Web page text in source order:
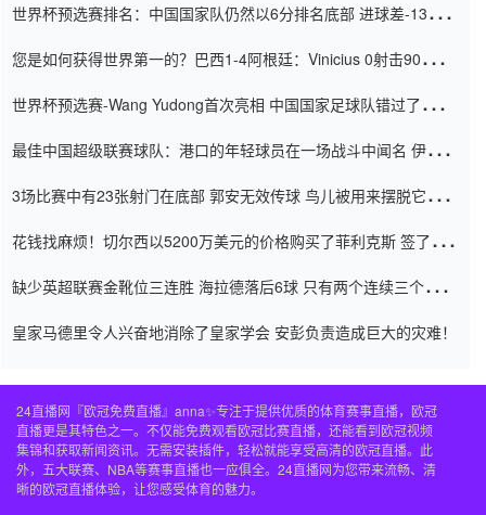
世界杯预选赛排名：中国国家队仍然以6分排名底部 进球差-13令人
您是如何获得世界第一的？巴西1-4阿根廷：Vinicius 0射击90分钟
世界杯预选赛-Wang Yudong首次亮相 中国国家足球队错过了世界
最佳中国超级联赛球队：港口的年轻球员在一场战斗中闻名 伊万放
3场比赛中有23张射门在底部 郭安无效传球 鸟儿被用来摆脱它
花钱找麻烦！切尔西以5200万美元的价格购买了菲利克斯 签了7年
缺少英超联赛金靴位三连胜 海拉德落后6球 只有两个连续三个连续
皇家马德里令人兴奋地消除了皇家学会 安彭负责造成巨大的灾难！
24直播网『欧冠免费直播』anna✨专注于提供优质的体育赛事直播，欧冠
直播更是其特色之一。不仅能免费观看欧冠比赛直播，还能看到欧冠视频
集锦和获取新闻资讯。无需安装插件，轻松就能享受高清的欧冠直播。此
外，五大联赛、NBA等赛事直播也一应俱全。24直播网为您带来流畅、清
晰的欧冠直播体验，让您感受体育的魅力。